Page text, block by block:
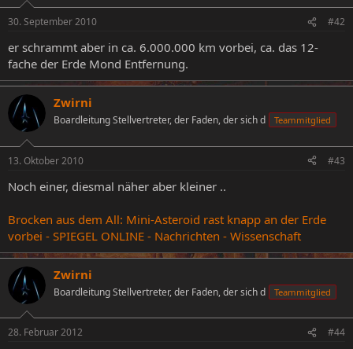
30. September 2010 #42
er schrammt aber in ca. 6.000.000 km vorbei, ca. das 12-
fache der Erde Mond Entfernung.
Zwirni
Boardleitung Stellvertreter, der Faden, der sich d Teammitglied
13. Oktober 2010 #43
Noch einer, diesmal näher aber kleiner ..
Brocken aus dem All: Mini-Asteroid rast knapp an der Erde
vorbei - SPIEGEL ONLINE - Nachrichten - Wissenschaft
Zwirni
Boardleitung Stellvertreter, der Faden, der sich d Teammitglied
28. Februar 2012 #44